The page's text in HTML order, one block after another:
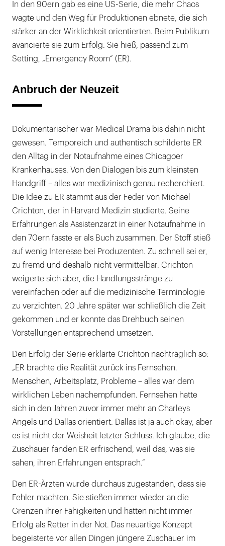
In den 90ern gab es eine US-Serie, die mehr Chaos
wagte und den Weg für Produktionen ebnete, die sich
stärker an der Wirklichkeit orientierten. Beim Publikum
avancierte sie zum Erfolg. Sie hieß, passend zum
Setting, „Emergency Room“ (ER).
Anbruch der Neuzeit
Dokumentarischer war Medical Drama bis dahin nicht
gewesen. Temporeich und authentisch schilderte ER
den Alltag in der Notaufnahme eines Chicagoer
Krankenhauses. Von den Dialogen bis zum kleinsten
Handgriff – alles war medizinisch genau recherchiert.
Die Idee zu ER stammt aus der Feder von Michael
Crichton, der in Harvard Medizin studierte. Seine
Erfahrungen als Assistenzarzt in einer Notaufnahme in
den 70ern fasste er als Buch zusammen. Der Stoff stieß
auf wenig Interesse bei Produzenten. Zu schnell sei er,
zu fremd und deshalb nicht vermittelbar. Crichton
weigerte sich aber, die Handlungsstränge zu
vereinfachen oder auf die medizinische Terminologie
zu verzichten. 20 Jahre später war schließlich die Zeit
gekommen und er konnte das Drehbuch seinen
Vorstellungen entsprechend umsetzen.
Den Erfolg der Serie erklärte Crichton nachträglich so:
„ER brachte die Realität zurück ins Fernsehen.
Menschen, Arbeitsplatz, Probleme – alles war dem
wirklichen Leben nachempfunden. Fernsehen hatte
sich in den Jahren zuvor immer mehr an Charleys
Angels und Dallas orientiert. Dallas ist ja auch okay, aber
es ist nicht der Weisheit letzter Schluss. Ich glaube, die
Zuschauer fanden ER erfrischend, weil das, was sie
sahen, ihren Erfahrungen entsprach.“
Den ER-Ärzten wurde durchaus zugestanden, dass sie
Fehler machten. Sie stießen immer wieder an die
Grenzen ihrer Fähigkeiten und hatten nicht immer
Erfolg als Retter in der Not. Das neuartige Konzept
begeisterte vor allen Dingen jüngere Zuschauer im